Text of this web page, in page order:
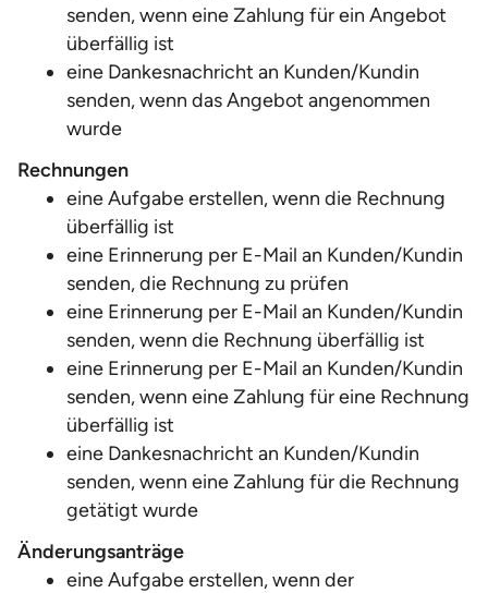
senden, wenn eine Zahlung für ein Angebot
überfällig ist
eine Dankesnachricht an Kunden/Kundin
senden, wenn das Angebot angenommen
wurde
Rechnungen
eine Aufgabe erstellen, wenn die Rechnung
überfällig ist
eine Erinnerung per E-Mail an Kunden/Kundin
senden, die Rechnung zu prüfen
eine Erinnerung per E-Mail an Kunden/Kundin
senden, wenn die Rechnung überfällig ist
eine Erinnerung per E-Mail an Kunden/Kundin
senden, wenn eine Zahlung für eine Rechnung
überfällig ist
eine Dankesnachricht an Kunden/Kundin
senden, wenn eine Zahlung für die Rechnung
getätigt wurde
Änderungsanträge
eine Aufgabe erstellen, wenn der